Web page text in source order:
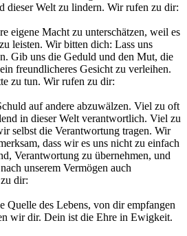
dieser Welt zu lindern. Wir rufen zu dir:
eigene Macht zu unterschätzen, weil es
leisten. Wir bitten dich: Lass uns
Gib uns die Geduld und den Mut, die
freundlicheres Gesicht zu verleihen.
zu tun. Wir rufen zu dir:
auf andere abzuwälzen. Viel zu oft
in dieser Welt verantwortlich. Viel zu
selbst die Verantwortung tragen. Wir
dass wir es uns nicht zu einfach
Verantwortung zu übernehmen, und
unserem Vermögen auch
dir:
Quelle des Lebens, von dir empfangen
wir dir. Dein ist die Ehre in Ewigkeit.